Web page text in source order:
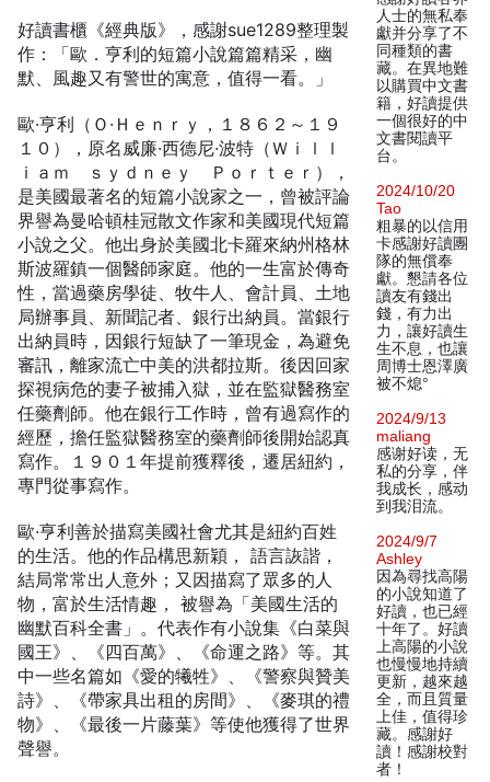
好讀書櫃《經典版》，感謝sue1289整理製
作：「歐．亨利的短篇小說篇篇精采，幽
默、風趣又有警世的寓意，值得一看。」
歐·亨利（Ｏ·Ｈｅｎｒｙ，１８６２～１９
１０），原名威廉·西德尼·波特（Ｗｉｌｌ
ｉａｍ ｓｙｄｎｅｙ Ｐｏｒｔｅｒ），
是美國最著名的短篇小說家之一，曾被評論
界譽為曼哈頓桂冠散文作家和美國現代短篇
小說之父。他出身於美國北卡羅來納州格林
斯波羅鎮一個醫師家庭。他的一生富於傳奇
性，當過藥房學徒、牧牛人、會計員、土地
局辦事員、新聞記者、銀行出納員。當銀行
出納員時，因銀行短缺了一筆現金，為避免
審訊，離家流亡中美的洪都拉斯。後因回家
探視病危的妻子被捕入獄，並在監獄醫務室
任藥劑師。他在銀行工作時，曾有過寫作的
經歷，擔任監獄醫務室的藥劑師後開始認真
寫作。１９０１年提前獲釋後，遷居紐約，
專門從事寫作。
歐·亨利善於描寫美國社會尤其是紐約百姓
的生活。他的作品構思新穎， 語言詼諧，
結局常常出人意外；又因描寫了眾多的人
物，富於生活情趣， 被譽為「美國生活的
幽默百科全書」。代表作有小說集《白菜與
國王》、《四百萬》、《命運之路》等。其
中一些名篇如《愛的犧牲》、《警察與贊美
詩》、《帶家具出租的房間》、《麥琪的禮
物》、《最後一片藤葉》等使他獲得了世界
聲譽。
人士的無私奉
獻并分享了不
同種類的書
藏。在異地難
以購買中文書
籍，好讀提供
一個很好的中
文書閱讀平
台。
2024/10/20
Tao
粗暴的以信用
卡感謝好讀團
隊的無償奉
獻。懇請各位
讀友有錢出
錢，有力出
力，讓好讀生
生不息，也讓
周博士恩澤廣
被不熄°
2024/9/13
maliang
感谢好读，无
私的分享，伴
我成长，感动
到我泪流。
2024/9/7
Ashley
因為尋找高陽
的小說知道了
好讀，也已經
十年了。好讀
上高陽的小說
也慢慢地持續
更新，越來越
全，而且質量
上佳，值得珍
藏。感謝好
讀！感謝校對
者！